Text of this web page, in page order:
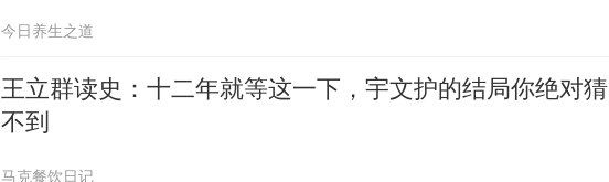
今日养生之道
王立群读史：十二年就等这一下，宇文护的结局你绝对猜
不到
马克餐饮日记